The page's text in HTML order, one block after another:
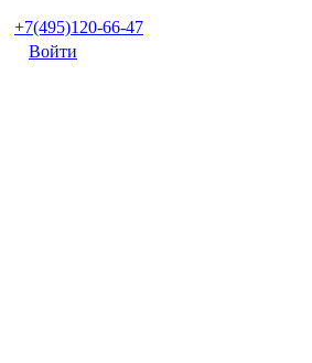
+7(495)120-66-47
Войти